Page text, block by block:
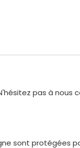
pas à nous
sont protégées